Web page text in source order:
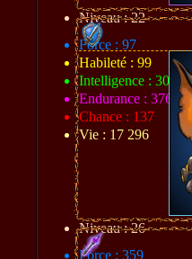
Niveau : 22
Force : 97
Habileté : 99
Intelligence : 303
Endurance : 376
Chance : 137
Vie : 17 296
Niveau : 26
Force : 359